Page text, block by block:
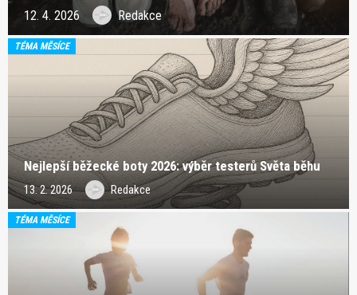
12. 4. 2026 Redakce
TÉMA MĚSÍCE
Nejlepší běžecké boty 2026: výběr testerů Světa běhu
13. 2. 2026 Redakce
TÉMA MĚSÍCE